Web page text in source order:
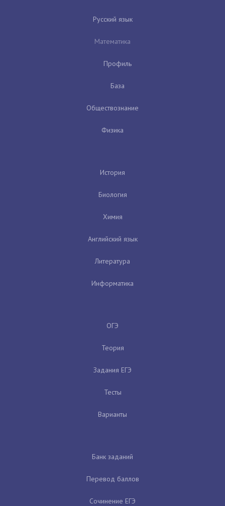
Русский язык
Математика
Профиль
База
Обществознание
Физика
История
Биология
Химия
Английский язык
Литература
Информатика
ОГЭ
Теория
Задания ЕГЭ
Тесты
Варианты
Банк заданий
Перевод баллов
Сочинение ЕГЭ